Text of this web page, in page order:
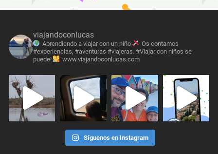
viajandoconlucas
Aprendiendo a viajar con un niño
Os contamos
#experiencias, #aventuras #viajeras. #Viajar con niños se
puede!
www.viajandoconlucas.com
Síguenos en Instagram